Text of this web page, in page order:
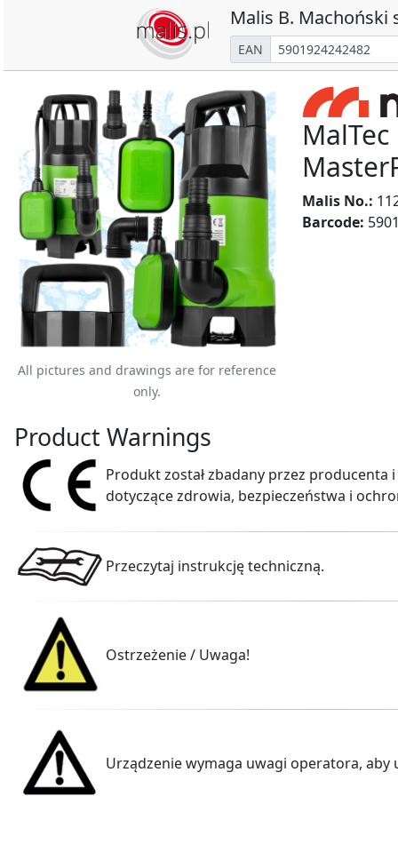
Malis B. Machoński
EAN
All pictures and drawings are for reference
only.
Malis No.:
Barcode:
Product Warnings
Produkt został zbadany przez producenta
dotyczące zdrowia, bezpieczeństwa i
Przeczytaj instrukcję techniczną.
Ostrzeżenie / Uwaga!
Urządzenie wymaga uwagi operatora,